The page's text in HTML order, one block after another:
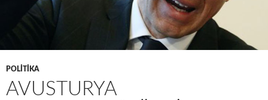
POLITIKA
AVUSTURYA